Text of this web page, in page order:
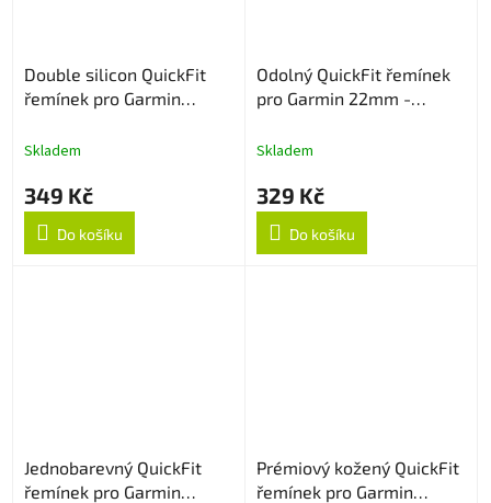
Double silicon QuickFit
řemínek pro Garmin
Skladem
349 Kč
Do košíku
Odolný QuickFit řemínek
pro Garmin 22mm -
Skladem
329 Kč
Do košíku
Jednobarevný QuickFit
řemínek pro Garmin
Prémiový kožený QuickFit
řemínek pro Garmin